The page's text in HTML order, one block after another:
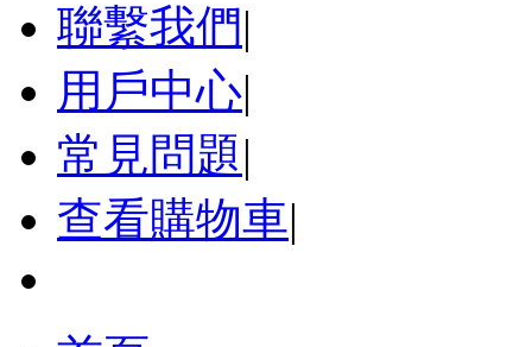
聯繫我們|
用戶中心|
常見問題|
查看購物車|